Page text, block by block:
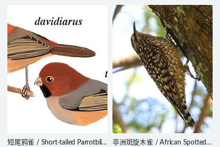
Tyrant / Hemitriccus josephinae
短尾鸦雀 / Short-tailed Parrotbill
非洲斑旋木雀 / African Spotted